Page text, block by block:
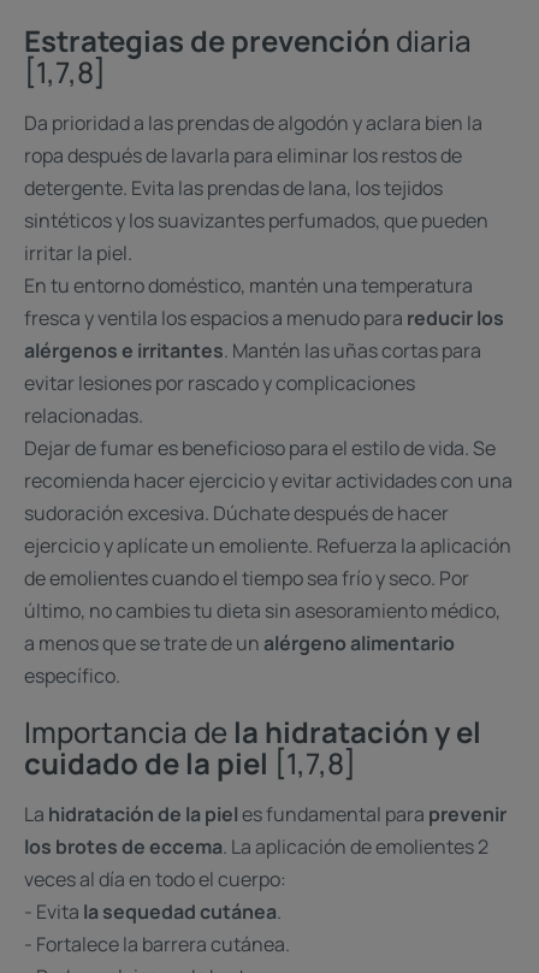
Estrategias de prevención diaria
[1,7,8]
Da prioridad a las prendas de algodón y aclara bien la
ropa después de lavarla para eliminar los restos de
detergente. Evita las prendas de lana, los tejidos
sintéticos y los suavizantes perfumados, que pueden
irritar la piel.
En tu entorno doméstico, mantén una temperatura
fresca y ventila los espacios a menudo para reducir los
alérgenos e irritantes. Mantén las uñas cortas para
evitar lesiones por rascado y complicaciones
relacionadas.
Dejar de fumar es beneficioso para el estilo de vida. Se
recomienda hacer ejercicio y evitar actividades con una
sudoración excesiva. Dúchate después de hacer
ejercicio y aplícate un emoliente. Refuerza la aplicación
de emolientes cuando el tiempo sea frío y seco. Por
último, no cambies tu dieta sin asesoramiento médico,
a menos que se trate de unalérgeno alimentario
específico.
Importancia de la hidratación y el
cuidado de la piel [1,7,8]
La hidratación de la pieles fundamental para prevenir
los brotes de eccema. La aplicación de emolientes 2
veces al día en todo el cuerpo:
- Evita la sequedad cutánea.
- Fortalece la barrera cutánea.